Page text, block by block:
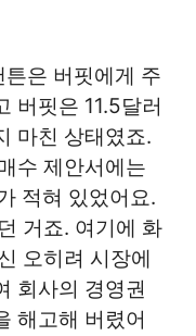
은 버핏에게 주
버핏은 11.5달러
마친 상태였죠.
수 제안서에는
적혀 있었어요.
거죠. 여기에 화
오히려 시장에
회사의 경영권
해고해 버렸어